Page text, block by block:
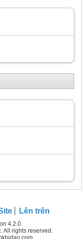
Lên trên
4.2.0
All rights reserved.